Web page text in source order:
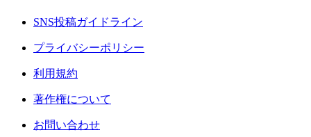
SNS投稿ガイドライン
プライバシーポリシー
利用規約
著作権について
お問い合わせ